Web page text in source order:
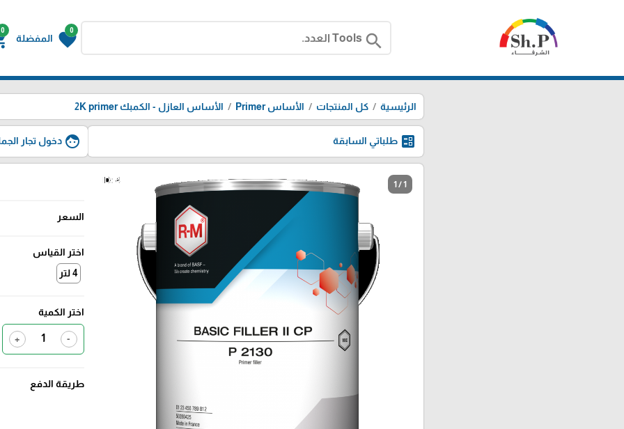
search
0
favorite المفضلة
0
الرئيسية كل المنتجات الأساس Primer الأساس العازل - الكمبك 2K primer
ballot طلباتي السابقة face دخول تجار
1 / 1
السعر
اختر القياس
4 لتر
اختر الكمية
-
+
طريقة الدفع